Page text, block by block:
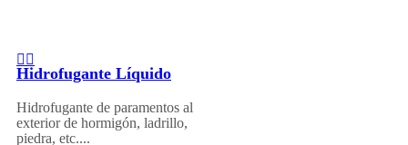
Hidrofugante Líquido
Hidrofugante de paramentos al
exterior de hormigón, ladrillo,
piedra, etc....